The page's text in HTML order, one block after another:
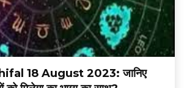
18 August 2023: जानिए